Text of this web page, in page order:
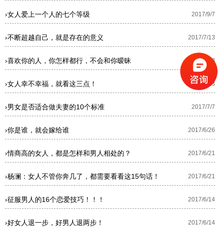
›女人爱上一个人的七个等级 2017/9/7
›不断超越自己，就是存在的意义 2017/7/13
›喜欢你的人，你怎样都行，不会和你暧昧 2017/7/13
›女人幸不幸福，就看这三点！ 2017/7/13
›男女是否适合做夫妻的10个标准 2017/7/7
›你是谁，就会嫁给谁 2017/6/26
›情商高的女人，都是怎样和男人相处的？ 2017/6/21
›杨澜：女人不管你奔几了，都需要看看这15句话！ 2017/6/21
›征服男人的16个恋爱技巧！！！ 2017/6/14
›好女人退一步，好男人退两步！ 2017/6/14